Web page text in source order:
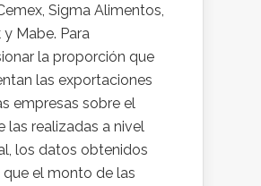
Sigma Alimentos,
Mabe. Para
la proporción que
las exportaciones
empresas sobre el
las realizadas a nivel
los datos obtenidos
que el monto de las